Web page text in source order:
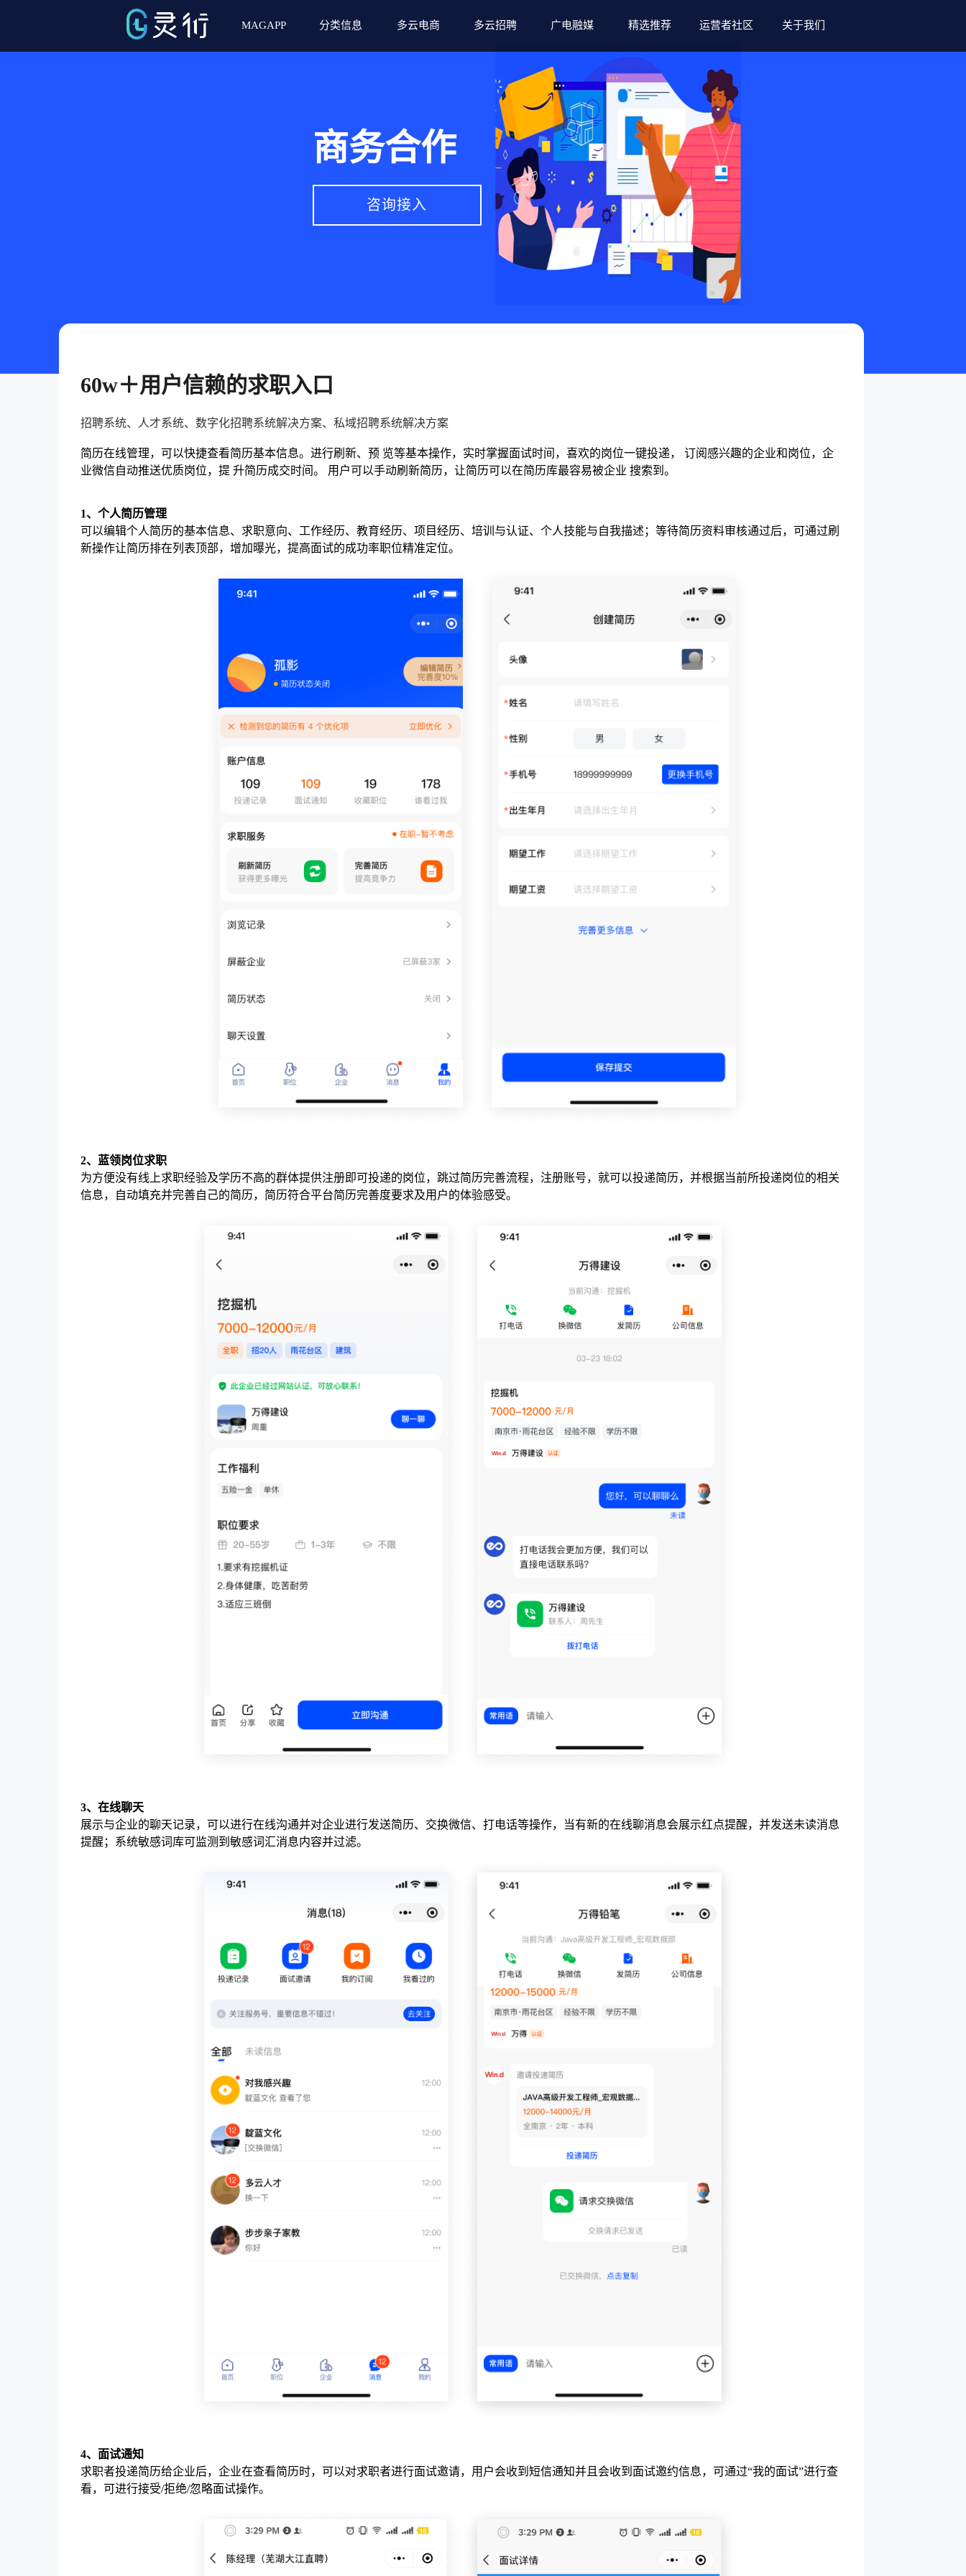
MAGAPP 分类信息 多云电商 多云招聘 广电融媒 精选推荐 运营者社区 关于我们
商务合作
咨询接入
60w＋用户信赖的求职入口
招聘系统、人才系统、数字化招聘系统解决方案、私域招聘系统解决方案
简历在线管理，可以快捷查看简历基本信息。进⾏刷新、预 览等基本操作，实时掌握⾯试时间，喜欢的岗位⼀键投递， 订阅感兴趣的企业和岗位，企
业微信⾃动推送优质岗位，提 升简历成交时间。 ⽤户可以⼿动刷新简历，让简历可以在简历库最容易被企业 搜索到。
1、个人简历管理
可以编辑个人简历的基本信息、求职意向、工作经历、教育经历、项目经历、培训与认证、个人技能与自我描述； 等待简历资料审核通过后，可通过刷
新操作让简历排在列表顶部，增加曝光，提高面试的成功率职位精准定位。
2、蓝领岗位求职
为方便没有线上求职经验及学历不高的群体提供注册即可投递的岗位，跳过简历完善流程，注册账号，就可以投递简历，并根据当前所投递岗位的相关
信息，自动填充并完善自己的简历，简历符合平台简历完善度要求及用户的体验感受。
3、在线聊天
展示与企业的聊天记录，可以进行在线沟通并对企业进行发送简历、交换微信、打电话等操作，当有新的在线聊消息会展示红点提醒，并发送未读消息
提醒；系统敏感词库可监测到敏感词汇消息内容并过滤。
4、面试通知
求职者投递简历给企业后，企业在查看简历时，可以对求职者进行面试邀请，用户会收到短信通知并且会收到面试邀约信息，可通过“我的面试”进行查
看，可进行接受/拒绝/忽略面试操作。